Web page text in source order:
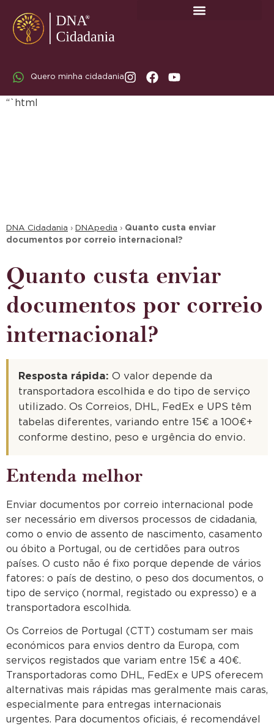
Quero minha cidadania
“`html
DNA Cidadania › DNApedia › Quanto custa enviar
documentos por correio internacional?
Quanto custa enviar
documentos por correio
internacional?
Resposta rápida: O valor depende da
transportadora escolhida e do tipo de serviço
utilizado. Os Correios, DHL, FedEx e UPS têm
tabelas diferentes, variando entre 15€ a 100€+
conforme destino, peso e urgência do envio.
Entenda melhor
Enviar documentos por correio internacional pode
ser necessário em diversos processos de cidadania,
como o envio de assento de nascimento, casamento
ou óbito a Portugal, ou de certidões para outros
países. O custo não é fixo porque depende de vários
fatores: o país de destino, o peso dos documentos, o
tipo de serviço (normal, registado ou expresso) e a
transportadora escolhida.
Os Correios de Portugal (CTT) costumam ser mais
económicos para envios dentro da Europa, com
serviços registados que variam entre 15€ a 40€.
Transportadoras como DHL, FedEx e UPS oferecem
alternativas mais rápidas mas geralmente mais caras,
especialmente para entregas internacionais
urgentes. Para documentos oficiais, é recomendável